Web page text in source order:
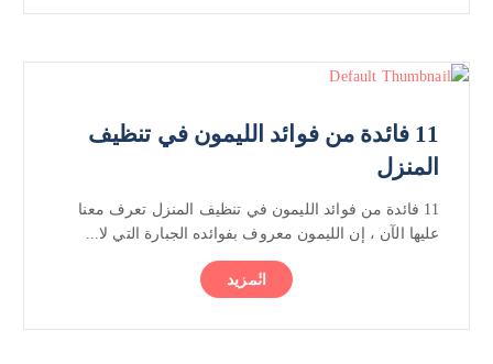
11 فائدة من فوائد الليمون في تنظيف
المنزل
11 فائدة من فوائد الليمون في تنظيف المنزل تعرف معنا
عليها الآن ، إن الليمون معروف بفوائده الجبارة التي لا...
المزيد